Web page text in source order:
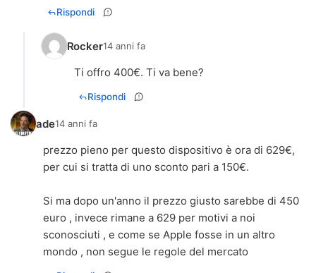
Rispondi
Rocker14 anni fa
Ti offro 400€. Ti va bene?
Rispondi
ade14 anni fa
prezzo pieno per questo dispositivo è ora di 629€,
per cui si tratta di uno sconto pari a 150€.
Si ma dopo un'anno il prezzo giusto sarebbe di 450
euro , invece rimane a 629 per motivi a noi
sconosciuti , e come se Apple fosse in un altro
mondo , non segue le regole del mercato